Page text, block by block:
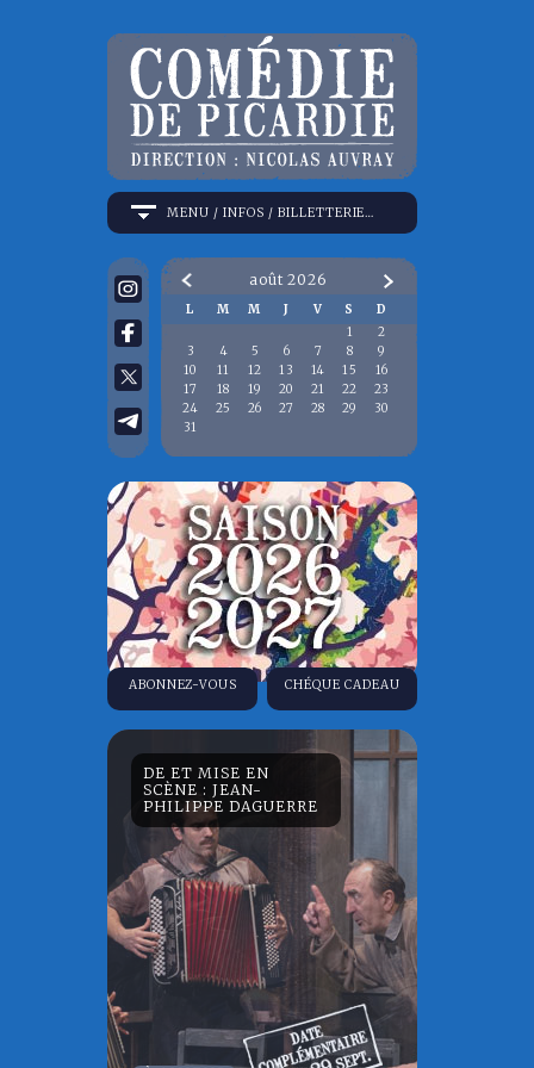
MENU / INFOS / BILLETTERIE…
août 2026
L M M J V S
D
1
2
3
4 5 6 7 8
9
10
11 12 13 14 15
16
17
18 19 20 21 22
23
24
25 26 27 28 29
30
31
ABONNEZ-VOUS CHÉQUE CADEAU
DE ET MISE EN
SCÈNE : JEAN-
PHILIPPE DAGUERRE